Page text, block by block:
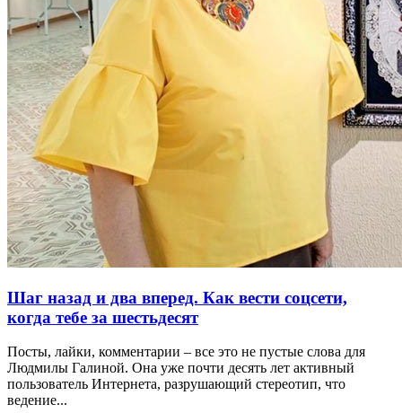
Шаг назад и два вперед. Как вести соцсети,
когда тебе за шестьдесят
Посты, лайки, комментарии – все это не пустые слова для
Людмилы Галиной. Она уже почти десять лет активный
пользователь Интернета, разрушающий стереотип, что
ведение...